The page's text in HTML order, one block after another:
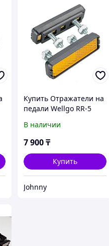
Купить Отражатели на
педали Wellgo RR-5
В наличии
7 900 ₸
Купить
Johnny